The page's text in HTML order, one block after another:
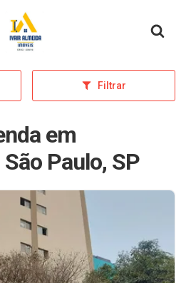
Página inicial
Filtrar
em
Paulo, SP